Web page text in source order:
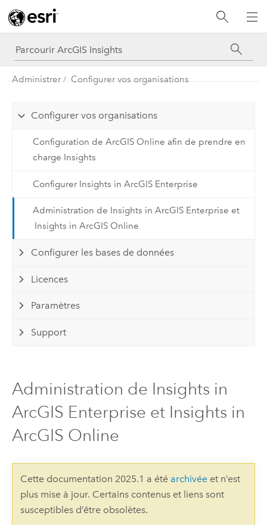
Administrer Configurer vos organisations
Configurer vos organisations
Configuration de ArcGIS Online afin de prendre en
charge Insights
Configurer Insights in ArcGIS Enterprise
Administration de Insights in ArcGIS Enterprise et
Insights in ArcGIS Online
Configurer les bases de données
Licences
Paramètres
Support
Administration de Insights in
ArcGIS Enterprise et Insights in
ArcGIS Online
Cette documentation 2025.1 a été archivéeet n’est
plus mise à jour. Certains contenus et liens sont
susceptibles d’être obsolètes.